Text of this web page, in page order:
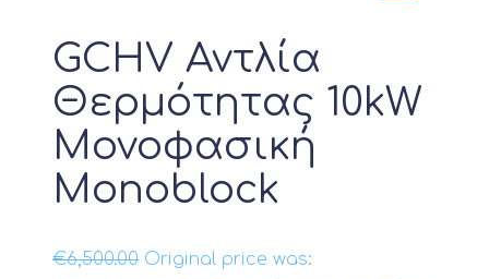
GCHV Αντλία
Θερμότητας 10kW
Μονοφασική
Monoblock
€6,500.00 Original price was: